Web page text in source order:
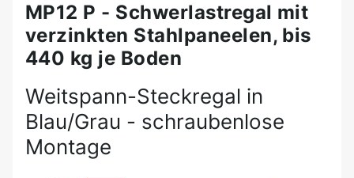
MP12 P - Schwerlastregal mit
verzinkten Stahlpaneelen, bis
440 kg je Boden
Weitspann-Steckregal in
Blau/Grau - schraubenlose
Montage